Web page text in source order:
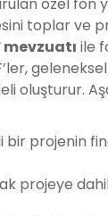
toplar
mevzuatı ile
geleneksel
oluşturur.
projenin
projeye